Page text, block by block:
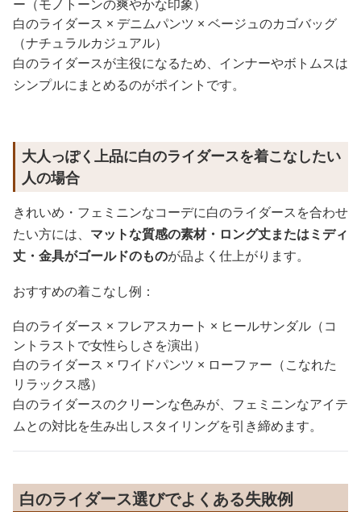
ー（モノトーンの爽やかな印象）
白のライダース × デニムパンツ × ベージュのカゴバッグ
（ナチュラルカジュアル）
白のライダースが主役になるため、インナーやボトムスは
シンプルにまとめるのがポイントです。
大人っぽく上品に白のライダースを着こなしたい
人の場合
きれいめ・フェミニンなコーデに白のライダースを合わせ
たい方には、 マットな質感の素材・ロング丈またはミディ
丈・金具がゴールドのものが品よく仕上がります。
おすすめの着こなし例：
白のライダース × フレアスカート × ヒールサンダル（コ
ントラストで女性らしさを演出）
白のライダース × ワイドパンツ × ローファー（こなれた
リラックス感）
白のライダースのクリーンな色みが、フェミニンなアイテ
ムとの対比を生み出しスタイリングを引き締めます。
白のライダース選びでよくある失敗例